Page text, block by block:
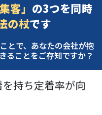
客」 の3つを同時
の杖です
ことで、あなたの会社が抱
ることをご存知ですか？
持ち定着率が向